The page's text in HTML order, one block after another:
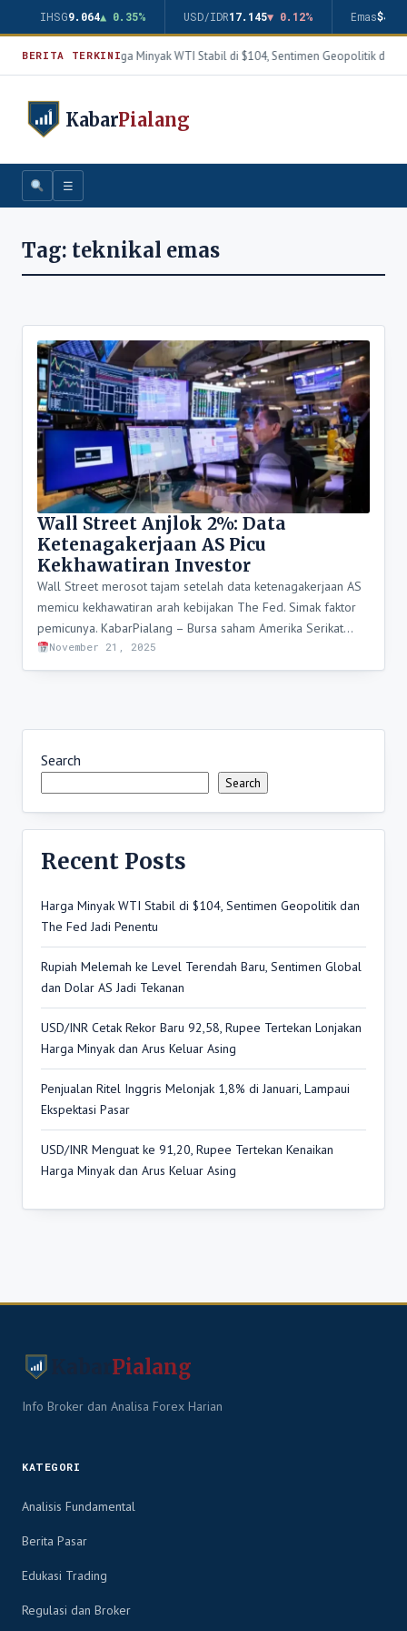
IHSG9.064▲ 0.35% USD/IDR17.145▼ 0.12% Emas
BERITA TERKINIHarga Minyak WTI Stabil di $104, Sentimen Geopolitik dan
KabarPialang
☰
Tag: teknikal emas
Wall Street Anjlok 2%: Data
Ketenagakerjaan AS Picu
Kekhawatiran Investor
Wall Street merosot tajam setelah data ketenagakerjaan AS
memicu kekhawatiran arah kebijakan The Fed. Simak faktor
pemicunya. KabarPialang – Bursa saham Amerika Serikat…
November 21, 2025
Search
Search
Recent Posts
Harga Minyak WTI Stabil di $104, Sentimen Geopolitik dan
The Fed Jadi Penentu
Rupiah Melemah ke Level Terendah Baru, Sentimen Global
dan Dolar AS Jadi Tekanan
USD/INR Cetak Rekor Baru 92,58, Rupee Tertekan Lonjakan
Harga Minyak dan Arus Keluar Asing
Penjualan Ritel Inggris Melonjak 1,8% di Januari, Lampaui
Ekspektasi Pasar
USD/INR Menguat ke 91,20, Rupee Tertekan Kenaikan
Harga Minyak dan Arus Keluar Asing
Pialang
Info Broker dan Analisa Forex Harian
KATEGORI
Analisis Fundamental
Berita Pasar
Edukasi Trading
Regulasi dan Broker